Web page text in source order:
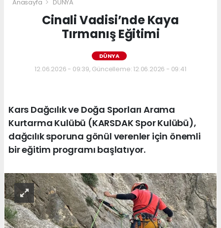
Anasayfa DÜNYA
Cinali Vadisi’nde Kaya
Tırmanış Eğitimi
DÜNYA
12.06.2026 - 09:39, Güncelleme: 12.06.2026 - 09:41
Kars Dağcılık ve Doğa Sporları Arama
Kurtarma Kulübü (KARSDAK Spor Kulübü),
dağcılık sporuna gönül verenler için önemli
bir eğitim programı başlatıyor.